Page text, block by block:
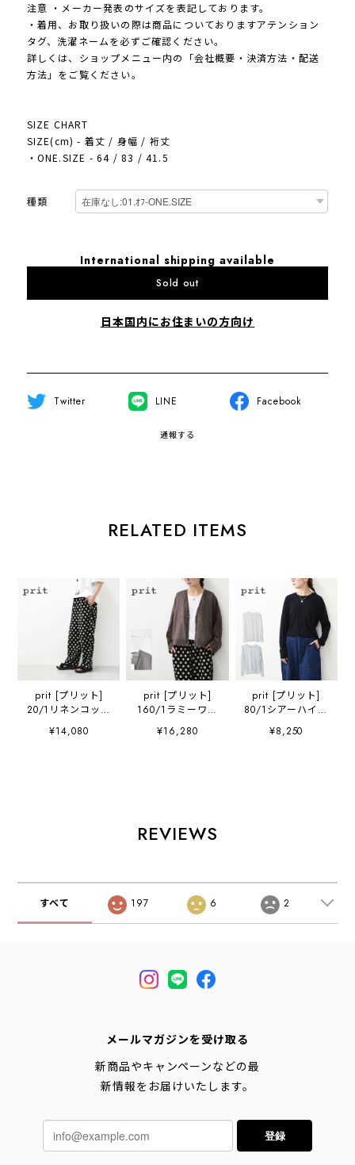
注意 ・メーカー発表のサイズを表記しております。
・着用、お取り扱いの際は商品についておりますアテンション
タグ、洗濯ネームを必ずご確認ください。
詳しくは、ショップメニュー内の「会社概要・決済方法・配送
方法」をご覧ください。
SIZE CHART
SIZE(cm) - 着丈 / 身幅 / 裄丈
・ONE.SIZE - 64 / 83 / 41.5
種類
International shipping available
Sold out
日本国内にお住まいの方向け
Twitter LINE Facebook
通報する
RELATED ITEMS
prit [プリット]
20/1リネンコット
ンシーチングドッ
トプリントパジャ
¥14,080
prit [プリット]
160/1ラミーワン
ボタンカーディガ
ン [P82629] ・ラ
ディガン・ゆった
りシルエット・
¥16,280
prit [プリット]
80/1シアーハイツ
イストフライスク
ルーネック
¥8,250
REVIEWS
すべて 197 6 2
メールマガジンを受け取る
新商品やキャンペーンなどの最
新情報をお届けいたします。
登録